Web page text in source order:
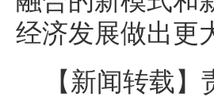
经济发展做出更
【新闻转载